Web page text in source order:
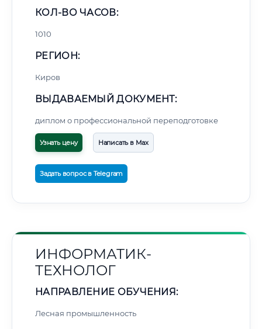
КОЛ-ВО ЧАСОВ:
1010
РЕГИОН:
Киров
ВЫДАВАЕМЫЙ ДОКУМЕНТ:
диплом о профессиональной переподготовке
Узнать цену Написать в Max
Задать вопрос в Telegram
ИНФОРМАТИК-
ТЕХНОЛОГ
НАПРАВЛЕНИЕ ОБУЧЕНИЯ:
Лесная промышленность